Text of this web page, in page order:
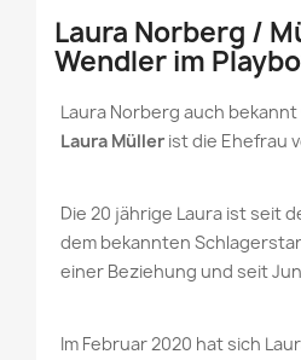
Laura Norberg /
Wendler im
Laura Norberg auch
Laura Müller ist die Ehefrau
Die 20 jährige Laura ist seit
dem bekannten
einer Beziehung und seit
Im Februar 2020 hat sich